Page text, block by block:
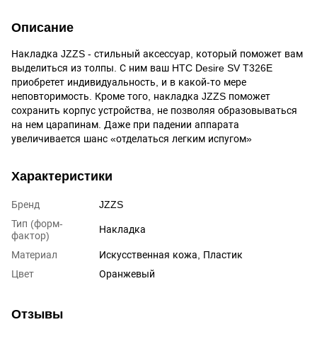
Описание
Накладка JZZS - стильный аксессуар, который поможет вам
выделиться из толпы. С ним ваш HTC Desire SV T326E
приобретет индивидуальность, и в какой-то мере
неповторимость. Кроме того, накладка JZZS поможет
сохранить корпус устройства, не позволяя образовываться
на нем царапинам. Даже при падении аппарата
увеличивается шанс «отделаться легким испугом»
Характеристики
Бренд
JZZS
Тип (форм-
фактор)
Накладка
Материал
Искусственная кожа, Пластик
Цвет
Оранжевый
Отзывы